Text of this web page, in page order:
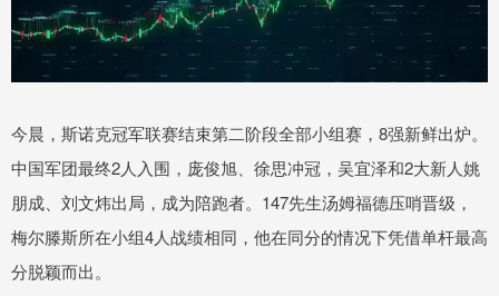
今晨，斯诺克冠军联赛结束第二阶段全部小组赛，8强新鲜出炉。
中国军团最终2人入围，庞俊旭、徐思冲冠，吴宜泽和2大新人姚
朋成、刘文炜出局，成为陪跑者。147先生汤姆福德压哨晋级，
梅尔滕斯所在小组4人战绩相同，他在同分的情况下凭借单杆最高
分脱颖而出。